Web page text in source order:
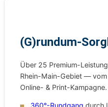
(G)rundum-
Über 25 Premium-
Rhein-Main-Gebiet —
Online- & Print-
360°-Rundgang durch